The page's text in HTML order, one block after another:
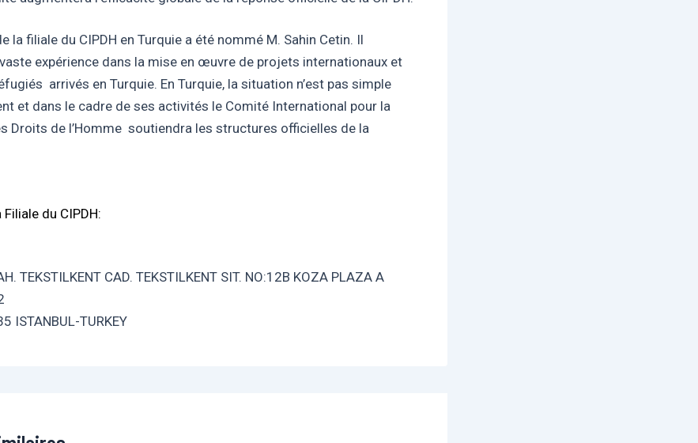
la filiale du CIPDH en Turquie a été nommé M. Sahin Cetin. Il
expérience dans la mise en œuvre de projets internationaux et
arrivés en Turquie. En Turquie, la situation n’est pas simple
et dans le cadre de ses activités le Comité International pour la
Droits de l’Homme soutiendra les structures officielles de la
du CIPDH:
TEKSTILKENT CAD. TEKSTILKENT SIT. NO:12B KOZA PLAZA A
ISTANBUL-TURKEY